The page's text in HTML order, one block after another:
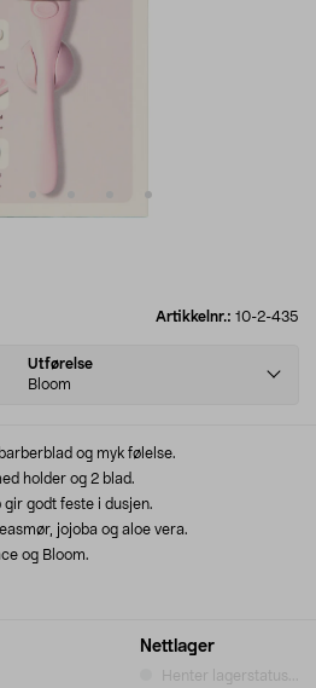
Artikkelnr.: 10-2-435
Utførelse
Bloom
Nettlager
Henter lagerstatus...
og myk følelse.
holder og 2 blad.
godt feste i dusjen.
jojoba og aloe vera.
og Bloom.